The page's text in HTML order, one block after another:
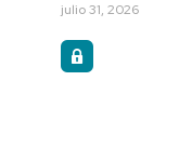
julio 31, 2026